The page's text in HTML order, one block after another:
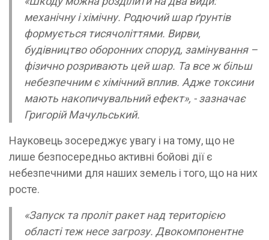
механічну і хімічну. Родючий шар ґрунтів
формується тисячоліттями. Вирви,
будівництво оборонних споруд, замінування –
фізично розривають цей шар. Та все ж більш
небезпечним є хімічний вплив. Адже токсини
мають накопичувальний ефект», - зазначає
Григорій Мачульський.
Науковець зосереджує увагу і на тому, що не
лише безпосередньо активні бойові дії є
небезпечними для наших земель і того, що на них
росте.
«Запуск та проліт ракет над територією
області теж несе загрозу. Двокомпонентне